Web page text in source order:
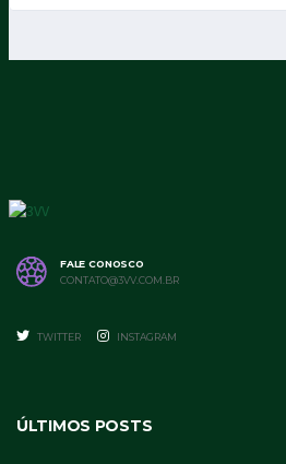
FALE CONOSCO
CONTATO@3VV.COM.BR
TWITTER INSTAGRAM
ÚLTIMOS POSTS